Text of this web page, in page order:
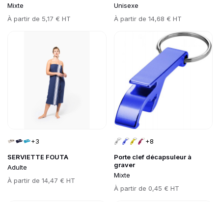
Mixte
Prix
À partir de 5,17 € HT
Unisexe
Prix
À partir de 14,68 € HT
SERVIETTE FOUTA
Adulte
Prix
À partir de 14,47 € HT
+3
Porte clef décapsuleur à
graver
Mixte
Prix
À partir de 0,45 € HT
+8
Go to product page